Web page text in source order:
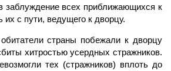
заблуждение всех приближающихся к
их с пути, ведущего к дворцу.
страны побежали к дворцу
хитростью усердных стражников.
тех (стражников) вплоть до